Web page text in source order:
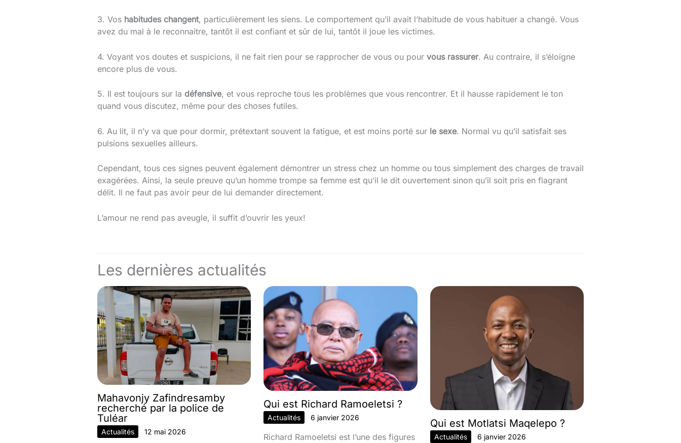
3. Vos habitudes changent, particulièrement les siens. Le comportement qu’il avait l’habitude de vous habituer a changé. Vous
avez du mal à le reconnaitre, tantôt il est confiant et sûr de lui, tantôt il joue les victimes.
4. Voyant vos doutes et suspicions, il ne fait rien pour se rapprocher de vous ou pour vous rassurer. Au contraire, il s’éloigne
encore plus de vous.
5. Il est toujours sur la défensive, et vous reproche tous les problèmes que vous rencontrer. Et il hausse rapidement le ton
quand vous discutez, même pour des choses futiles.
6. Au lit, il n’y va que pour dormir, prétextant souvent la fatigue, et est moins porté sur le sexe. Normal vu qu’il satisfait ses
pulsions sexuelles ailleurs.
Cependant, tous ces signes peuvent également démontrer un stress chez un homme ou tous simplement des charges de travail
exagérées. Ainsi, la seule preuve qu’un homme trompe sa femme est qu’il le dit ouvertement sinon qu’il soit pris en flagrant
délit. Il ne faut pas avoir peur de lui demander directement.
L’amour ne rend pas aveugle, il suffit d’ouvrir les yeux!
Les dernières actualités
Mahavonjy Zafindresamby
recherché par la police de
Tuléar
Actualités 12 mai 2026
Qui est Richard Ramoeletsi ?
Actualités 6 janvier 2026
Richard Ramoeletsi est l’une des figures
Qui est Motlatsi Maqelepo ?
Actualités 6 janvier 2026